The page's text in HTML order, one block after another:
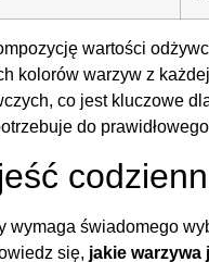
wartości
kolorów warzyw z
co jest kluczowe
do
świadomego
się, jakie